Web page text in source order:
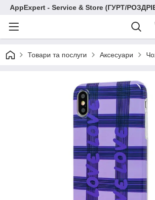
AppExpert - Service & Store (ГУРТ/
Товари та послуги Аксесуари